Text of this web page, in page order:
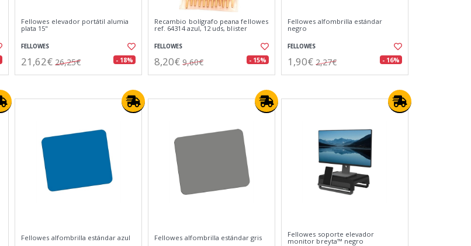
Fellowes elevador portátil alumia
plata 15"
FELLOWES
21,62€ 26,25€ - 18%
Recambio bolígrafo peana fellowes
ref. 64314 azul, 12 uds, blister
FELLOWES
8,20€ 9,60€ - 15%
Fellowes alfombrilla estándar
negro
FELLOWES
1,90€ 2,27€ - 16%
Fellowes alfombrilla estándar azul Fellowes alfombrilla estándar gris
Fellowes soporte elevador
monitor breyta™ negro